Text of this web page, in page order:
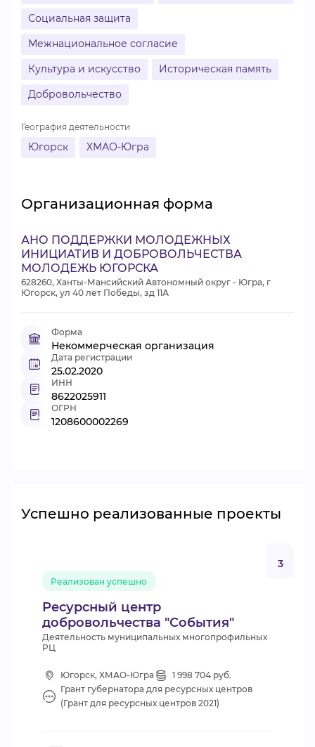
Социальная защита
Межнациональное согласие
Культура и искусство
Историческая память
Добровольчество
География деятельности
Югорск ХМАО-Югра
Организационная форма
АНО ПОДДЕРЖКИ МОЛОДЕЖНЫХ
ИНИЦИАТИВ И ДОБРОВОЛЬЧЕСТВА
МОЛОДЕЖЬ ЮГОРСКА
628260, Ханты-Мансийский Автономный округ - Югра, г
Югорск, ул 40 лет Победы, зд 11А
Форма
Некоммерческая организация
Дата регистрации
25.02.2020
ИНН
8622025911
ОГРН
1208600002269
Успешно реализованные проекты
Ресурсный центр
добровольчества "События"
Реализован успешно
3
Деятельность муниципальных многопрофильных
РЦ
Югорск, ХМАО-Югра
1 998 704 руб.
Грант губернатора для ресурсных центров
(Грант для ресурсных центров 2021)